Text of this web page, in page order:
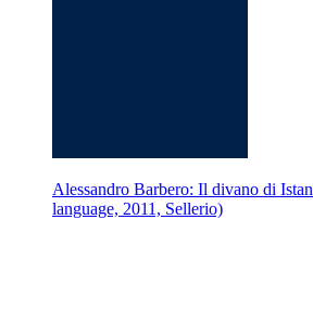
Alessandro Barbero: Il divano di
language, 2011, Sellerio)